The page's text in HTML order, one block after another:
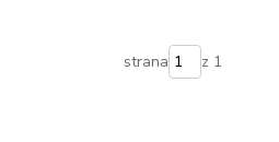
strana z 1